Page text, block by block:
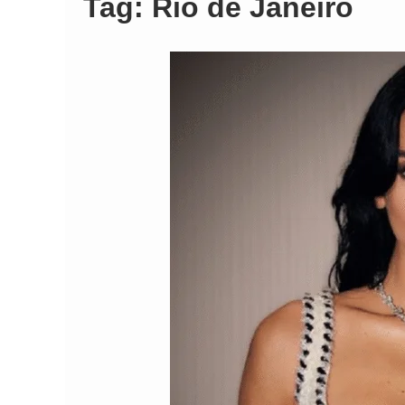
Comando
Tag: Rio de Janeiro